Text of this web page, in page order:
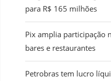
para R$ 165 milhões
Pix amplia participação
bares e restaurantes
Petrobras tem lucro